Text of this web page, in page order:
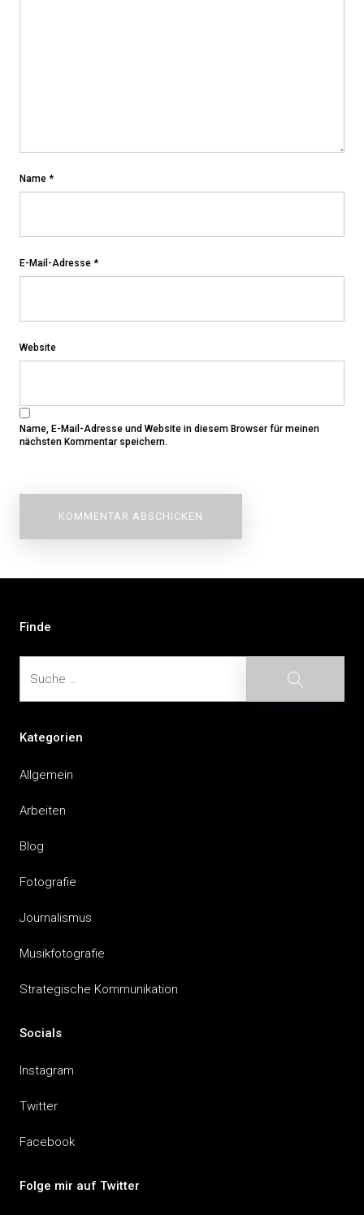
Name *
E-Mail-Adresse *
Website
Name, E-Mail-Adresse und Website in diesem Browser für meinen
nächsten Kommentar speichern.
Finde
Suche
Kategorien
Allgemein
Arbeiten
Blog
Fotografie
Journalismus
Musikfotografie
Strategische Kommunikation
Socials
Instagram
Twitter
Facebook
Folge mir auf Twitter